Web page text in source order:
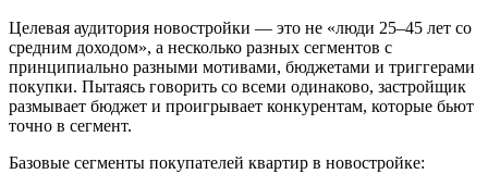
Целевая аудитория новостройки — это не «люди 25–45 лет со
средним доходом», а несколько разных сегментов с
принципиально разными мотивами, бюджетами и триггерами
покупки. Пытаясь говорить со всеми одинаково, застройщик
размывает бюджет и проигрывает конкурентам, которые бьют
точно в сегмент.
Базовые сегменты покупателей квартир в новостройке: